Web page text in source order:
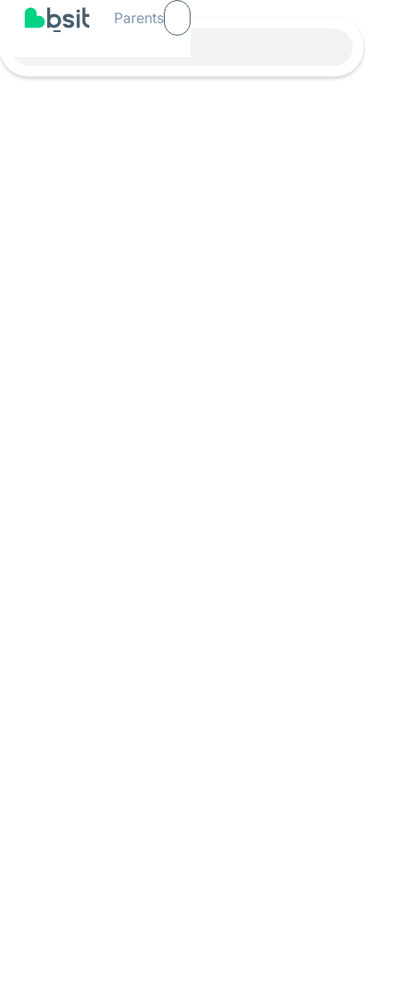
Parents